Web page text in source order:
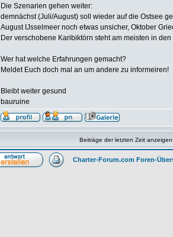
Die Szenarien gehen weiter:
demnächst (Juli/August) soll wieder auf die Ostsee
August IJsselmeer noch etwas unsicher, Oktober
Der verschobene Karibiktörn steht am meisten in den
Wer hat welche Erfahrungen gemacht?
Meldet Euch doch mal an um andere zu informeiren!
Bleibt weiter gesund
bauruine
Beiträge der letzten Zeit
Charter-Forum.com Foren-